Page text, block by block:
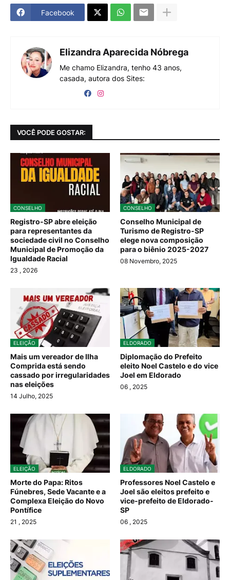
Facebook
Elizandra Aparecida Nóbrega
Me chamo Elizandra, tenho 43 anos,
casada, autora dos Sites:
VOCÊ PODE GOSTAR:
CONSELHO
Registro-SP abre eleição
para representantes da
sociedade civil no Conselho
Municipal de Promoção da
Igualdade Racial
23 , 2026
CONSELHO
Conselho Municipal de
Turismo de Registro-SP
elege nova composição
para o biênio 2025-2027
08 Novembro, 2025
ELEIÇÃO
Mais um vereador de Ilha
Comprida está sendo
cassado por irregularidades
nas eleições
14 Julho, 2025
ELDORADO
Diplomação do Prefeito
eleito Noel Castelo e do vice
Joel em Eldorado
06 , 2025
ELEIÇÃO
Morte do Papa: Ritos
Fúnebres, Sede Vacante e a
Complexa Eleição do Novo
Pontífice
21 , 2025
ELDORADO
Professores Noel Castelo e
Joel são eleitos prefeito e
vice-prefeito de Eldorado-
SP
06 , 2025